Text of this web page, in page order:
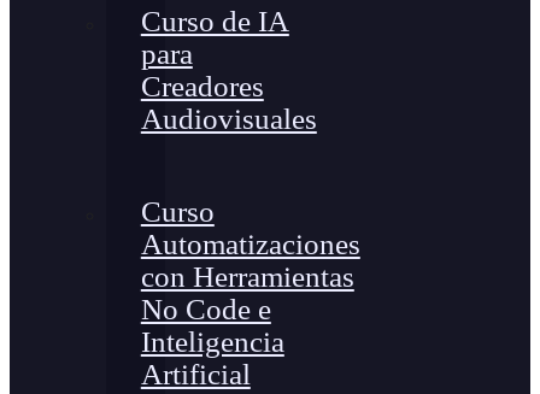
Curso de IA
para
Creadores
Audiovisuales
Curso
Automatizaciones
con Herramientas
No Code e
Inteligencia
Artificial